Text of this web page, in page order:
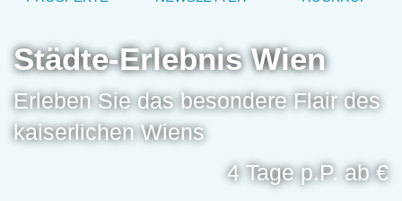
Städte-Erlebnis Wien
Erleben Sie das besondere Flair des
kaiserlichen Wiens
4 Tage p.P. ab €